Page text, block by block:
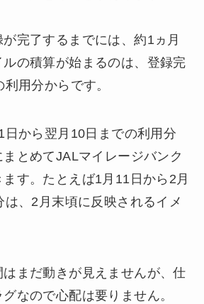
完了するまでには、約1ヵ月
の積算が始まるのは、登録完
用分からです。
日から翌月10日までの利用分
とめてJALマイレージバンク
す。たとえば1月11日から2月
は、2月末頃に反映されるイメ
まだ動きが見えませんが、仕
なので心配は要りません。